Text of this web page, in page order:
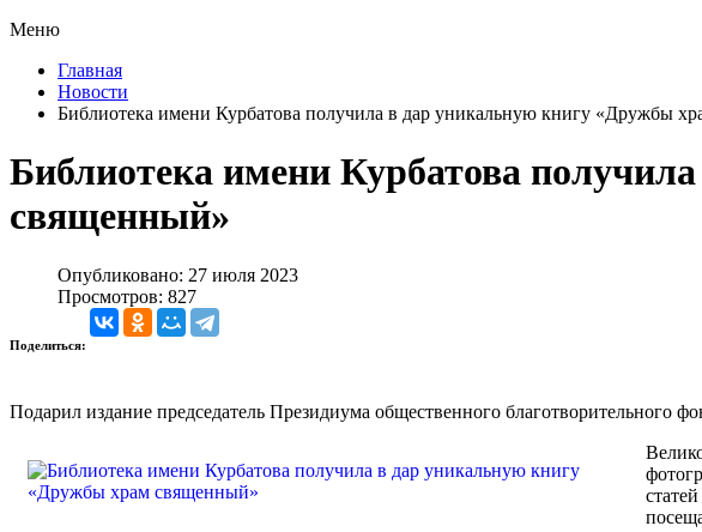
Меню
Главная
Новости
Библиотека имени Курбатова получила в дар уникальную книгу «Дружбы
Библиотека имени Курбатова
священный»
Опубликовано: 27 июля 2023
Просмотров: 827
Поделиться:
Подарил издание председатель Президиума общественного благотворительного